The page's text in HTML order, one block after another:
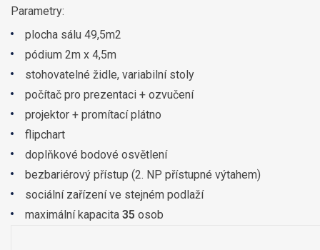
Parametry:
plocha sálu 49,5m2
pódium 2m x 4,5m
stohovatelné židle, variabilní stoly
počítač pro prezentaci + ozvučení
projektor + promítací plátno
flipchart
doplňkové bodové osvětlení
bezbariérový přístup (2. NP přístupné výtahem)
sociální zařízení ve stejném podlaží
maximální kapacita 35 osob